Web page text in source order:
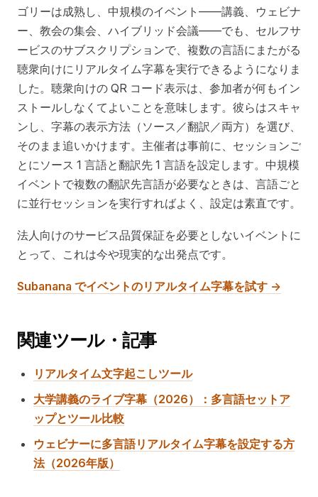
ゴリーは成熟し、中規模のイベント——講義、ウェビナ
ー、教会の集会、ハイブリッド会議——でも、セルフサ
ービスのサブスクリプションで、複数の言語にまたがる
聴衆向けにリアルタイム字幕を実行できるようになりま
した。聴衆向けの QR コード表示は、参加者が何もイン
ストールしなくてよいことを意味します。彼らはスキャ
ンし、字幕の表示方法（ソース／翻訳／両方）を選び、
そのまま追いかけます。主催者は事前に、セッションご
とにソース 1 言語と翻訳先 1 言語を設定します。中規模
イベントで複数の翻訳先言語が必要なときは、言語ごと
に並行セッションを実行すればよく、設定は素直です。
法人向けのサービス品質保証を必要としないイベントに
とって、これは今や現実的な出発点です。
Subanana でイベントのリアルタイム字幕を試す →
関連ツール・記事
リアルタイム文字起こしツール
大学講義のライブ字幕（2026）：多言語セットア
ップとツール比較
ウェビナーに多言語リアルタイム字幕を設定する方
法（2026年版）